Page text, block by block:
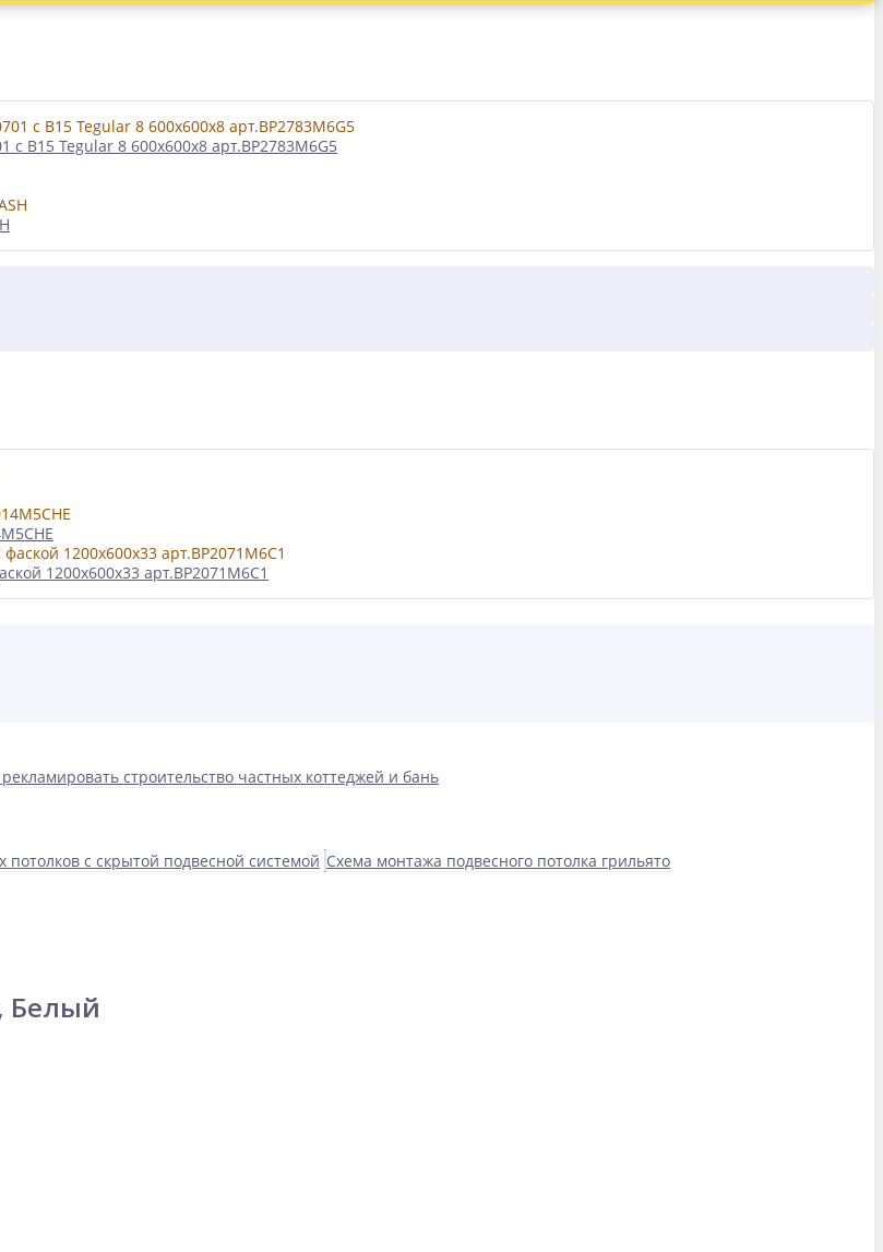
В15 Tegular 8 600x600x8 арт.BP2783M6G5
1200x600x33 арт.BP2071M6C1
строительство частных коттеджей и бань
потолков с скрытой подвесной системой Схема монтажа подвесного потолка грильято
Белый